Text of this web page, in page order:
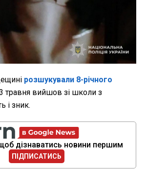
розшукували 8-річного
травня вийшов зі школи з
і зник.
дізнаватись новини першим
ПІДПИСАТИСЬ